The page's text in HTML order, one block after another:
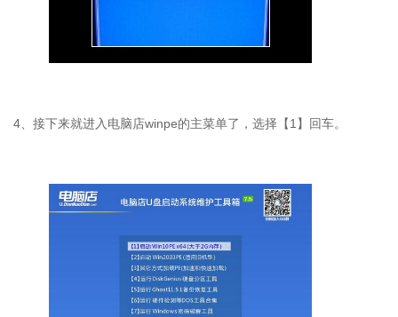
4、接下来就进入电脑店winpe的主菜单了，选择【1】回车。